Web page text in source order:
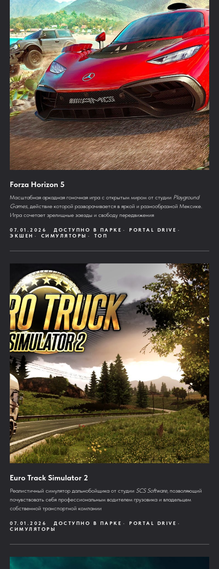
Forza Horizon 5
Масштабная аркадная гоночная игра с открытым миром от студии Playground
Games, действие которой разворачивается в яркой и разнообразной Мексике.
Игра сочетает зрелищные заезды и свободу передвижения
07.01.2026 ДОСТУПНО В ПАРКЕ
PORTAL DRIVE
ЭКШЕН
СИМУЛЯТОРЫ ТОП
Euro Track Simulator 2
Реалистичный симулятор дальнобойщика от студии SCS Software, позволяющий
почувствовать себя профессиональным водителем грузовика и владельцем
собственной транспортной компании
07.01.2026 ДОСТУПНО В ПАРКЕ
PORTAL DRIVE
СИМУЛЯТОРЫ